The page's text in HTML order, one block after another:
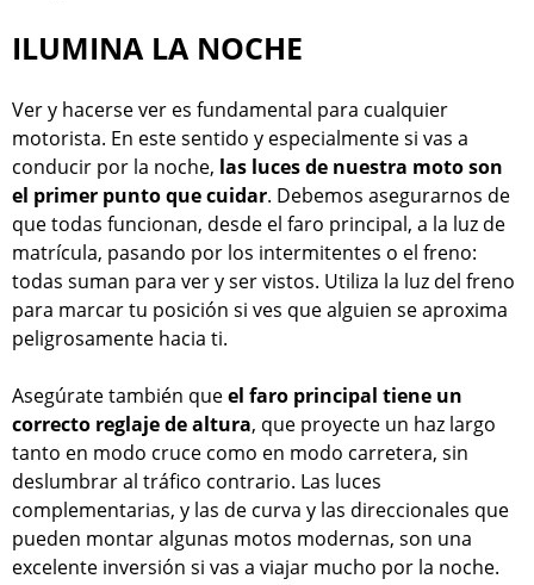
ILUMINA LA NOCHE
Ver y hacerse ver es fundamental para cualquier
motorista. En este sentido y especialmente si vas a
conducir por la noche, las luces de nuestra moto son
el primer punto que cuidar. Debemos asegurarnos de
que todas funcionan, desde el faro principal, a la luz de
matrícula, pasando por los intermitentes o el freno:
todas suman para ver y ser vistos. Utiliza la luz del freno
para marcar tu posición si ves que alguien se aproxima
peligrosamente hacia ti.
Asegúrate también queel faro principal tiene un
correcto reglaje de altura, que proyecte un haz largo
tanto en modo cruce como en modo carretera, sin
deslumbrar al tráfico contrario. Las luces
complementarias, y las de curva y las direccionales que
pueden montar algunas motos modernas, son una
excelente inversión si vas a viajar mucho por la noche.